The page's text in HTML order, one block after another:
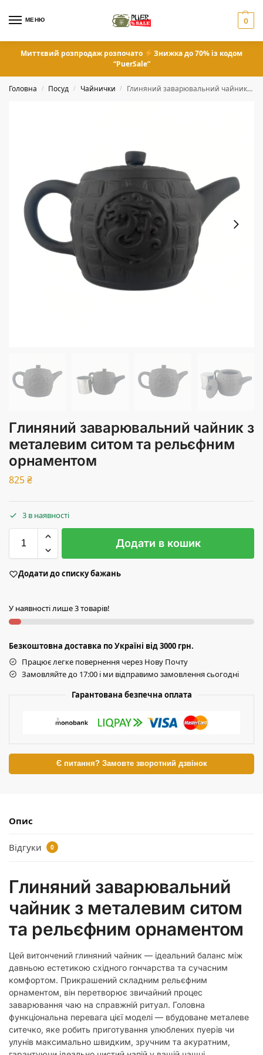
МЕНЮ 0
Миттєвий розпродаж розпочато
Знижка до 70% із кодом
“PuerSale”
Головна / Посуд / Чайнички / Глиняний заварювальний чайник з металевим ситом та рельєфним орнаментом
Глиняний заварювальний чайник з
металевим ситом та рельєфним
орнаментом
825₴
3 в наявності
Додати в кошик
Додати до списку бажань
У наявності лише 3 товарів!
Безкоштовна доставка по Україні від 3000 грн.
Працює легке повернення через Нову Почту
Замовляйте до 17:00 і ми відправимо замовлення сьогодні
Гарантована безпечна оплата
Є питання? Замовте зворотний дзвінок
Опис
Відгуки 0
Глиняний заварювальний
чайник з металевим ситом
та рельєфним орнаментом
Цей витончений глиняний чайник — ідеальний баланс між
давньою естетикою східного гончарства та сучасним
комфортом. Прикрашений складним рельєфним
орнаментом, він перетворює звичайний процес
заварювання чаю на справжній ритуал. Головна
функціональна перевага цієї моделі — вбудоване металеве
ситечко, яке робить приготування улюблених пуерів чи
улунів максимально швидким, зручним та акуратним,